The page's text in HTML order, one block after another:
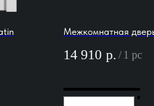
Межкомнатная
14 910 р. / 1 pc